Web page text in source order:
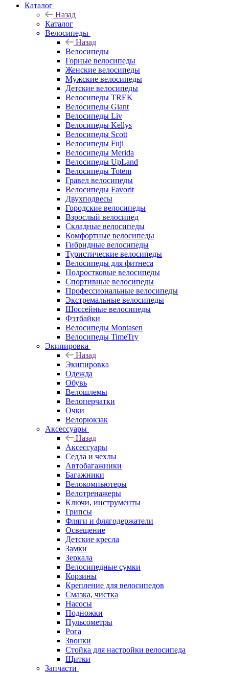
Каталог
Назад
Каталог
Велосипеды
Назад
Велосипеды
Горные велосипеды
Женские велосипеды
Мужские велосипеды
Детские велосипеды
Велосипеды TREK
Велосипеды Giant
Велосипеды Liv
Велосипеды Kellys
Велосипеды Scott
Велосипеды Fuji
Велосипеды Merida
Велосипеды UpLand
Велосипеды Totem
Гравел велосипеды
Велосипеды Favorit
Двухподвесы
Городские велосипеды
Взрослый велосипед
Складные велосипеды
Комфортные велосипеды
Гибридные велосипеды
Туристические велосипеды
Велосипеды для фитнеса
Подростковые велосипеды
Спортивные велосипеды
Профессиональные велосипеды
Экстремальные велосипеды
Шоссейные велосипеды
Фэтбайки
Велосипеды Montasen
Велосипеды TimeTry
Экипировка
Назад
Экипировка
Одежда
Обувь
Велошлемы
Велоперчатки
Очки
Велорюкзак
Аксессуары
Назад
Аксессуары
Седла и чехлы
Автобагажники
Багажники
Велокомпьютеры
Велотренажеры
Ключи, инструменты
Грипсы
Фляги и флягодержатели
Освещение
Детские кресла
Замки
Зеркала
Велосипедные сумки
Корзины
Крепление для велосипедов
Смазка, чистка
Насосы
Подножки
Пульсометры
Рога
Звонки
Стойка для настройки велосипеда
Щитки
Запчасти